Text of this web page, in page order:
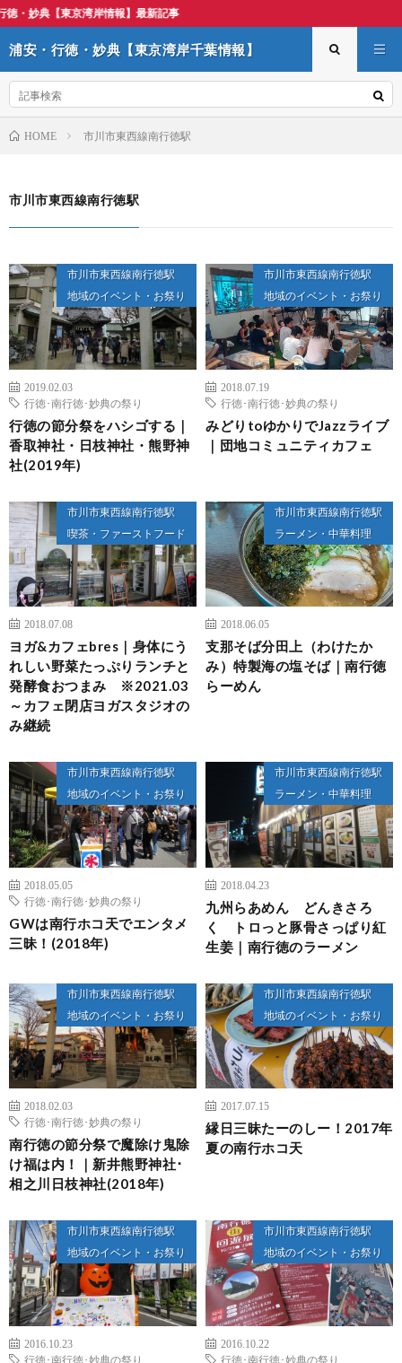
情報】最新記事
浦安・行徳・妙典【東京湾岸千葉情報】
HOME 市川市東西線南行徳駅
市川市東西線南行徳駅
市川市東西線南行徳駅
地域のイベント・お祭り
2019.02.03
行徳･南行徳･妙典の祭り
行徳の節分祭をハシゴする｜
香取神社・日枝神社・熊野神
社(2019年)
市川市東西線南行徳駅
地域のイベント・お祭り
2018.07.19
行徳･南行徳･妙典の祭り
みどりtoゆかりでJazzライブ
｜団地コミュニティカフェ
市川市東西線南行徳駅
喫茶・ファーストフード
2018.07.08
ヨガ&カフェbres｜身体にう
れしい野菜たっぷりランチと
発酵食おつまみ ※2021.03
～カフェ閉店ヨガスタジオの
み継続
市川市東西線南行徳駅
ラーメン・中華料理
2018.06.05
支那そば分田上（わけたか
み）特製海の塩そば｜南行徳
らーめん
市川市東西線南行徳駅
地域のイベント・お祭り
2018.05.05
行徳･南行徳･妙典の祭り
GWは南行ホコ天でエンタメ
三昧！(2018年)
市川市東西線南行徳駅
ラーメン・中華料理
2018.04.23
九州らあめん どんきさろ
く トロっと豚骨さっぱり紅
生姜｜南行徳のラーメン
市川市東西線南行徳駅
地域のイベント・お祭り
2018.02.03
行徳･南行徳･妙典の祭り
南行徳の節分祭で魔除け鬼除
け福は内！｜新井熊野神社･
相之川日枝神社(2018年)
市川市東西線南行徳駅
地域のイベント・お祭り
2017.07.15
縁日三昧たーのしー！2017年
夏の南行ホコ天
市川市東西線南行徳駅
地域のイベント・お祭り
2016.10.23
行徳･南行徳･妙典の祭り
市川市東西線南行徳駅
地域のイベント・お祭り
2016.10.22
行徳･南行徳･妙典の祭り